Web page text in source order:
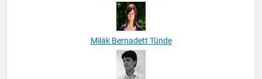
Milák Bernadett Tünde